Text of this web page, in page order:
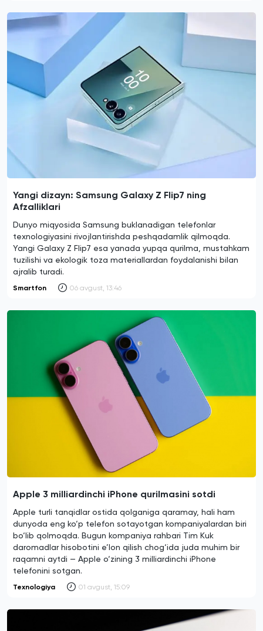
Yangi dizayn: Samsung Galaxy Z Flip7 ning
Afzalliklari
Dunyo miqyosida Samsung buklanadigan telefonlar
texnologiyasini rivojlantirishda peshqadamlik qilmoqda.
Yangi Galaxy Z Flip7 esa yanada yupqa qurilma, mustahkam
tuzilishi va ekologik toza materiallardan foydalanishi bilan
ajralib turadi.
Smartfon 06 avgust, 13:46
Apple 3 milliardinchi iPhone qurilmasini sotdi
Apple turli tanqidlar ostida qolganiga qaramay, hali ham
dunyoda eng ko‘p telefon sotayotgan kompaniyalardan biri
bo‘lib qolmoqda. Bugun kompaniya rahbari Tim Kuk
daromadlar hisobotini e’lon qilish chog‘ida juda muhim bir
raqamni aytdi — Apple o‘zining 3 milliardinchi iPhone
telefonini sotgan.
Texnologiya 01 avgust, 15:09